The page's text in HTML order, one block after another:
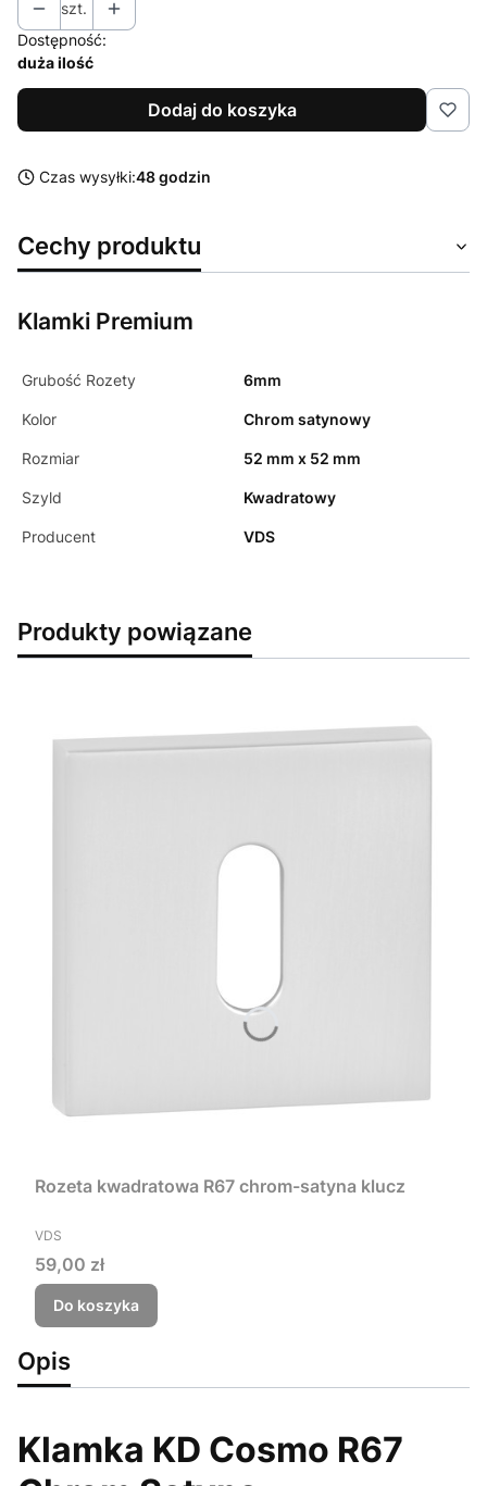
szt.
Dostępność:
duża ilość
Dodaj do koszyka
Czas wysyłki:48 godzin
Cechy produktu
Klamki Premium
Grubość Rozety 6mm
Kolor Chrom satynowy
Rozmiar 52 mm x 52 mm
Szyld Kwadratowy
Producent VDS
Produkty powiązane
Rozeta kwadratowa R67 chrom-satyna klucz
PRODUCENT
VDS
Cena
59,00 zł
Do koszyka
Opis
Klamka KD Cosmo R67